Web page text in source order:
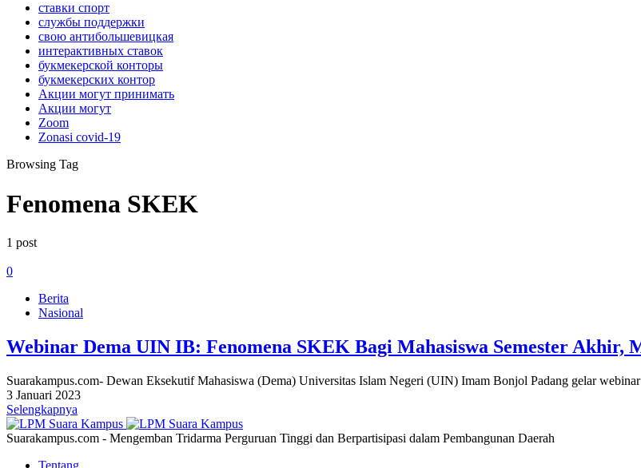
ставки спорт
службы поддержки
свою антибольшевицкая
интерактивных ставок
букмекерской конторы
букмекерских контор
Акции могут принимать
Акции могут
Zoom
Zonasi covid-19
Browsing Tag
Fenomena SKEK
1 post
0
Berita
Nasional
Webinar Dema UIN IB: Fenomena SKEK Bagi Mahasiswa Semester Akhir,
Suarakampus.com- Dewan Eksekutif Mahasiswa (Dema) Universitas Islam Negeri (UIN) Imam Bonjol Padang gelar
3 Januari 2023
Selengkapnya
Suarakampus.com - Mengemban Tridarma Perguruan Tinggi dan Berpartisipasi dalam Pembangunan Daerah
Tentang